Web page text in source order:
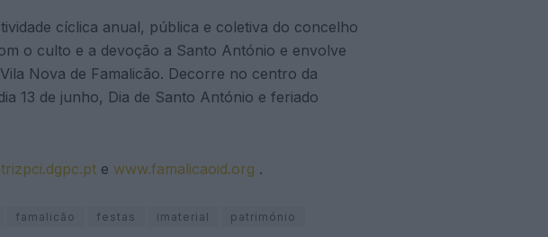
cíclica anual, pública e coletiva do concelho
o culto e a devoção a Santo António e envolve
Nova de Famalicão. Decorre no centro da
13 de junho, Dia de Santo António e feriado
e www.famalicaoid.org .
famalicão festas imaterial património